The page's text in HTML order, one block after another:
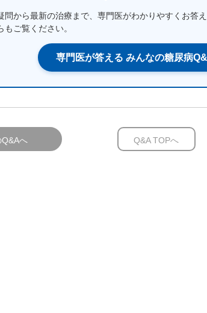
問から最新の治療まで、専門医がわかりやすくお答
もご覧ください。
専門医が答える みんなの糖尿病
へ Q&A TOPへ